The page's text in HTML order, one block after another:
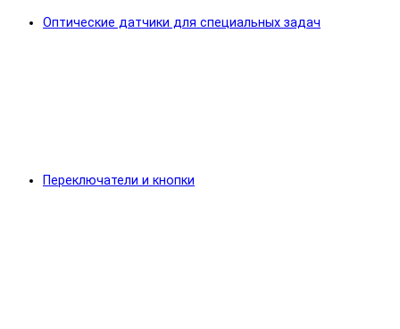
Оптические датчики для специальных задач
Переключатели и кнопки